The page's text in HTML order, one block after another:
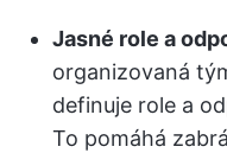
Jasné role a
organizovaná
definuje role a
To pomáhá